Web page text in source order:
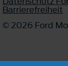
Barrierefreiheit
© 2026 Ford